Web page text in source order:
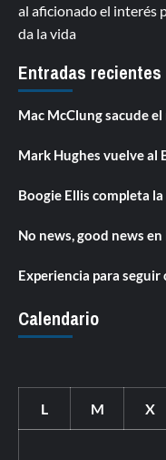
al aficionado el interés
da la vida
Entradas recientes
Mac McClung sacude
Mark Hughes vuelve al
Boogie Ellis completa
No news, good news
Experiencia para seguir
Calendario
L M X